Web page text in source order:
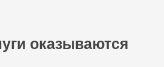
оказываются